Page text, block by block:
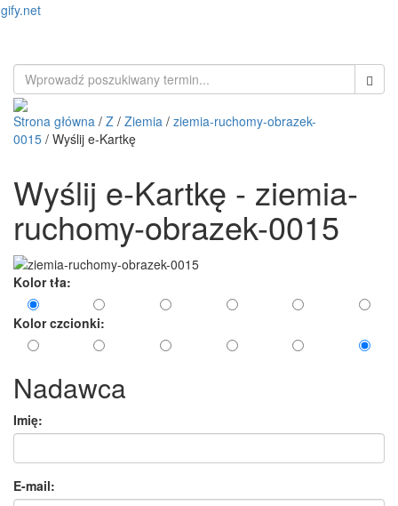
gify.net
Strona główna / Z / Ziemia / ziemia-ruchomy-obrazek-
0015 / Wyślij e-Kartkę
Wyślij e-Kartkę - ziemia-
ruchomy-obrazek-0015
Kolor tła:
Kolor czcionki:
Nadawca
Imię:
E-mail: